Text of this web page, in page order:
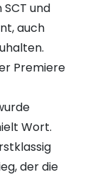
und
auch
Premiere
Wort.
der die